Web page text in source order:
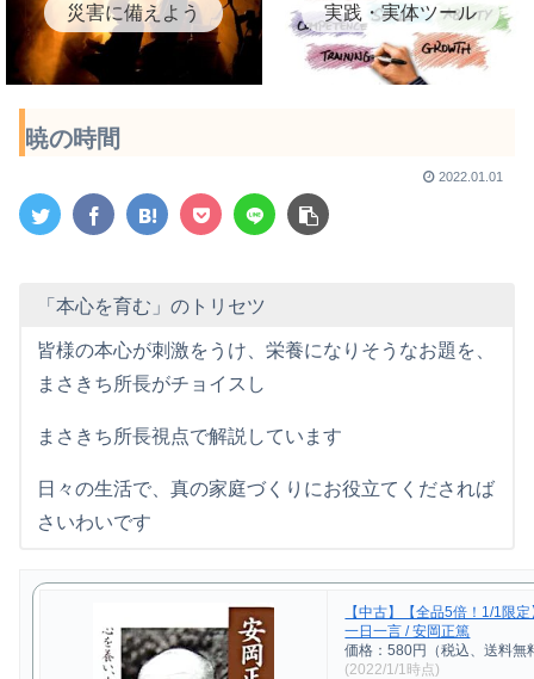
災害に備えよう 実践・実体ツール
暁の時間
2022.01.01
「本心を育む」のトリセツ
皆様の本心が刺激をうけ、栄養になりそうなお題を、
まさきち所長がチョイスし
まさきち所長視点で解説しています
日々の生活で、真の家庭づくりにお役立てくだされば
さいわいです
【中古】【全品5倍！1/1限
一日一言 / 安岡正篤
価格：580円（税込、送料無
(2022/1/1時点)